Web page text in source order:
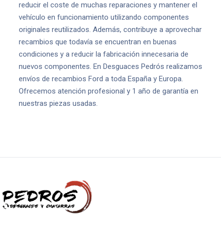
reducir el coste de muchas reparaciones y mantener el
vehículo en funcionamiento utilizando componentes
originales reutilizados. Además, contribuye a aprovechar
recambios que todavía se encuentran en buenas
condiciones y a reducir la fabricación innecesaria de
nuevos componentes. En Desguaces Pedrós realizamos
envíos de recambios Ford a toda España y Europa.
Ofrecemos atención profesional y 1 año de garantía en
nuestras piezas usadas.